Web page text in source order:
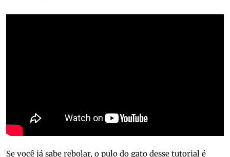
Se você já sabe rebolar, o pulo do gato desse tutorial é